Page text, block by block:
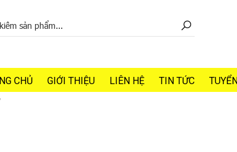
CHỦ GIỚI THIỆU LIÊN HỆ TIN TỨC